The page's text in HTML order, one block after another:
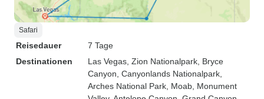
Safari
Reisedauer
7 Tage
Destinationen
Las Vegas , Zion Nationalpark , Bryce
Canyon , Canyonlands Nationalpark
Arches National Park , Moab , Monument